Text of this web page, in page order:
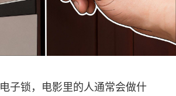
子锁，电影里的人通常会做什